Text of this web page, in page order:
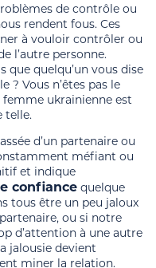
de contrôle ou
rendent fous. Ces
à vouloir contrôler ou
l’autre personne.
que quelqu’un vous dise
? Vous n’êtes pas le
ukrainienne est
telle.
d’un partenaire ou
méfiant ou
et indique
confiance quelque
tous être un peu jaloux
ou si notre
d’attention à une autre
jalousie devient
miner la relation.